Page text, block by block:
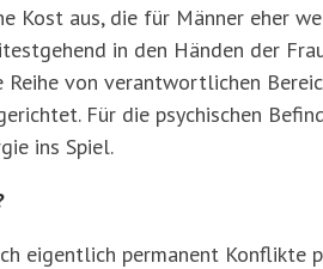
Kost aus, die für Männer eher
in den Händen der
von verantwortlichen
Für die psychischen
ins Spiel.
eigentlich permanent Konflikte